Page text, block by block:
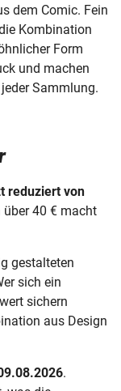
dem Comic. Fein
Kombination
Form
und machen
Sammlung.
reduziert von
40 € macht
gestalteten
sich ein
sichern
aus Design
.